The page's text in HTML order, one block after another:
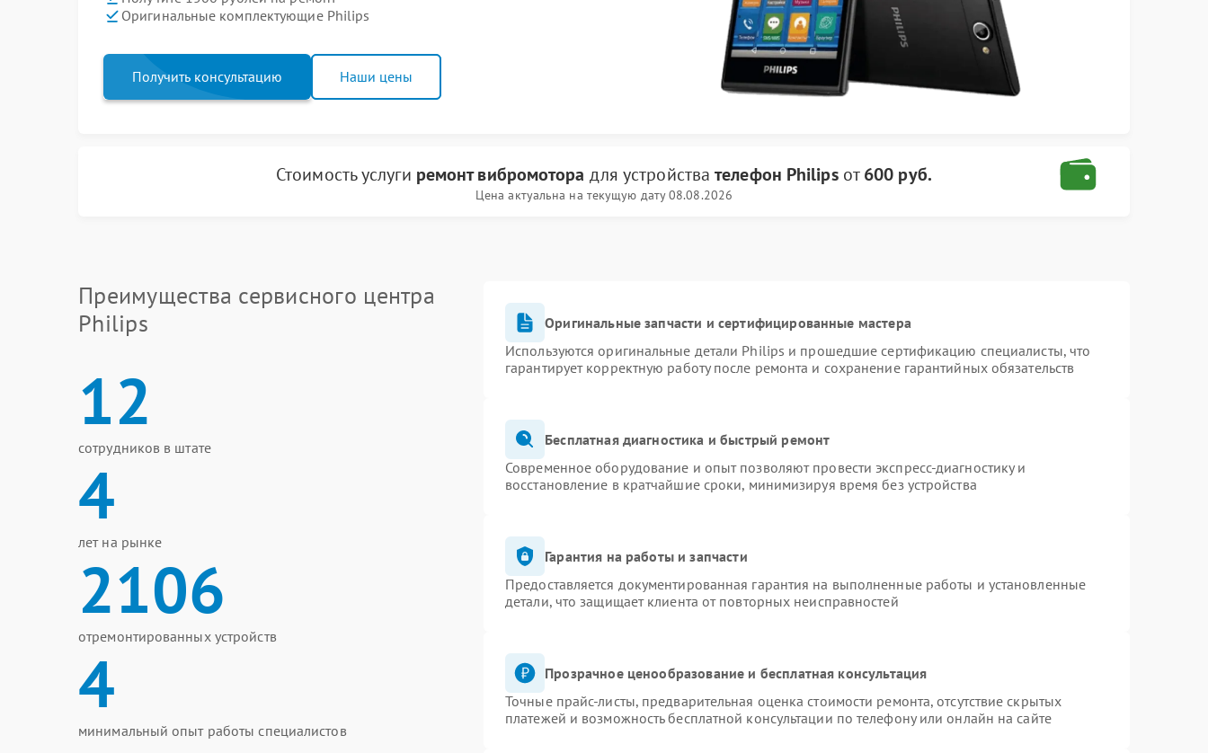
Оригинальные комплектующие Philips
Получить консультацию Наши цены
Стоимость услуги ремонт вибромотора для устройствателефон Philipsот600 руб.
Цена актуальна на текущую дату 08.08.2026
Преимущества сервисного центра
Philips
12
сотрудников в штате
4
лет на рынке
2106
отремонтированных устройств
4
минимальный опыт работы специалистов
Оригинальные запчасти и сертифицированные мастера
Используются оригинальные детали Philips и прошедшие сертификацию специалисты, что
гарантирует корректную работу после ремонта и сохранение гарантийных обязательств
Бесплатная диагностика и быстрый ремонт
Современное оборудование и опыт позволяют провести экспресс-диагностику и
восстановление в кратчайшие сроки, минимизируя время без устройства
Гарантия на работы и запчасти
Предоставляется документированная гарантия на выполненные работы и установленные
детали, что защищает клиента от повторных неисправностей
Прозрачное ценообразование и бесплатная консультация
Точные прайс-листы, предварительная оценка стоимости ремонта, отсутствие скрытых
платежей и возможность бесплатной консультации по телефону или онлайн на сайте